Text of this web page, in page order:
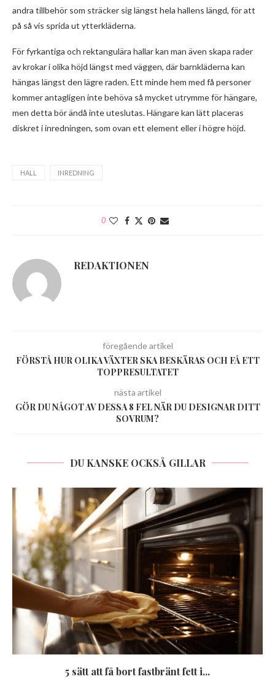
andra tillbehör som sträcker sig längst hela hallens längd, för att
på så vis sprida ut ytterkläderna.
För fyrkantiga och rektangulära hallar kan man även skapa rader
av krokar i olika höjd längst med väggen, där barnkläderna kan
hängas längst den lägre raden. Ett minde hem med få personer
kommer antagligen inte behöva så mycket utrymme för hängare,
men detta bör ändå inte uteslutas. Hängare kan lätt placeras
diskret i inredningen, som ovan ett element eller i högre höjd.
HALL INREDNING
0
REDAKTIONEN
föregående artikel
FÖRSTÅ HUR OLIKA VÄXTER SKA BESKÄRAS OCH FÅ ETT
TOPPRESULTATET
nästa artikel
GÖR DU NÅGOT AV DESSA 8 FEL NÄR DU DESIGNAR DITT
SOVRUM?
DU KANSKE OCKSÅ GILLAR
5 sätt att få bort fastbränt fett i...